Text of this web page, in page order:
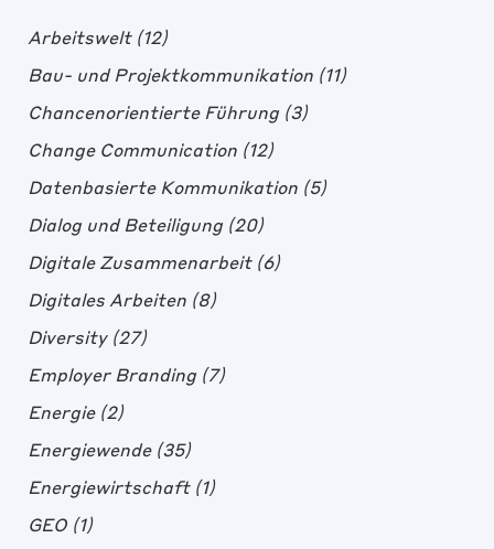
Arbeitswelt (12)
Bau- und Projektkommunikation (11)
Chancenorientierte Führung (3)
Change Communication (12)
Datenbasierte Kommunikation (5)
Dialog und Beteiligung (20)
Digitale Zusammenarbeit (6)
Digitales Arbeiten (8)
Diversity (27)
Employer Branding (7)
Energie (2)
Energiewende (35)
Energiewirtschaft (1)
GEO (1)